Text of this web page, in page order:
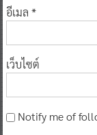
อีเมล *
เว็บไซต์
Notify me of